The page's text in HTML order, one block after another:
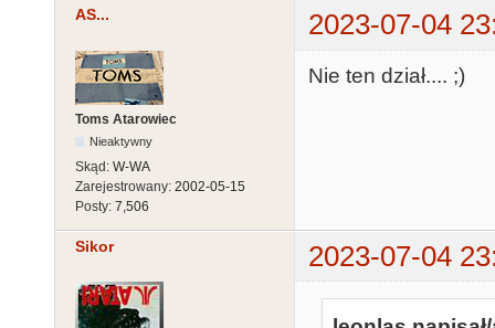
AS... 2023-07-04
Toms Atarowiec
Nieaktywny
Skąd: W-WA
Zarejestrowany: 2002-05-15
Posty: 7,506
Nie ten dział.... ;)
Sikor 2023-07-04